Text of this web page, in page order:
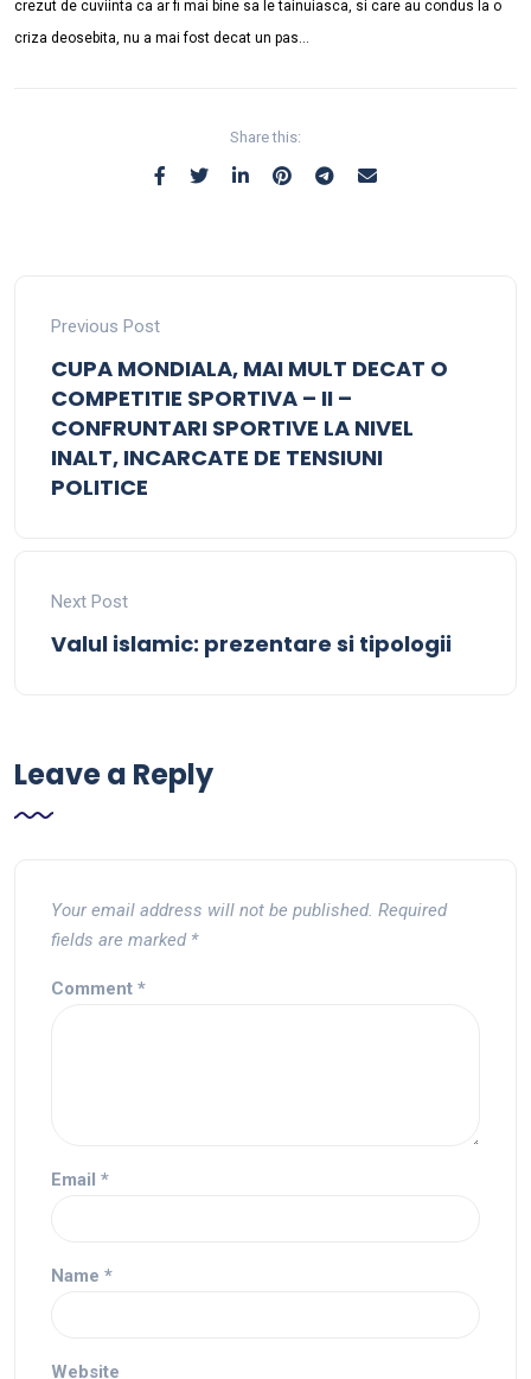
crezut de cuviinta ca ar fi mai bine sa le tainuiasca, si care au condus la o
criza deosebita, nu a mai fost decat un pas…
Share this:
Previous Post
CUPA MONDIALA, MAI MULT DECAT O
COMPETITIE SPORTIVA – II –
CONFRUNTARI SPORTIVE LA NIVEL
INALT, INCARCATE DE TENSIUNI
POLITICE
Next Post
Valul islamic: prezentare si tipologii
Leave a Reply
Your email address will not be published. Required
fields are marked *
Comment *
Email *
Name *
Website